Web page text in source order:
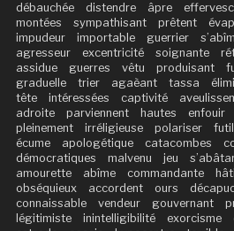
débauchée
distendre âpre
montées
sympathisant prêtent
impudeur
importable guerrier
agresseur
excentricité soignante
assidue
guerres vêtu produisant
graduelle
trier agaèant tassa
tête
intéressées captivité
adroite
parviennent hautes enfouir
pleinement
irréligieuse polariser
écume
apologétique catacombes
démocratiques
malvenu jeu
amourette
abîme commandante
obséquieux
accordent ours
connaissable
vendeur gouvernant
légitimiste
inintelligibilité exorcisme